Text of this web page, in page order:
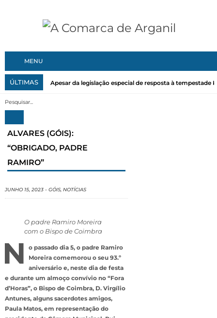
MENU
ÚLTIMAS Apesar da legislação especial de resposta à tempestade
ALVARES (GÓIS):
“OBRIGADO, PADRE
RAMIRO”
JUNHO 15, 2023 - GÓIS, NOTÍCIAS
O padre Ramiro Moreira
com o Bispo de Coimbra
N
o passado dia 5, o padre Ramiro
Moreira comemorou o seu 93.º
aniversário e, neste dia de festa
e durante um almoço convívio no “Fora
d’Horas”, o Bispo de Coimbra, D. Virgílio
Antunes, alguns sacerdotes amigos,
Paula Matos, em representação do